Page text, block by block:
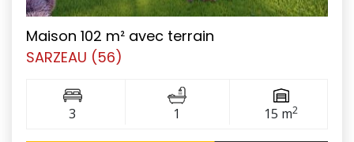
Maison 102 m² avec terrain
SARZEAU (56)
3 1 15 m2